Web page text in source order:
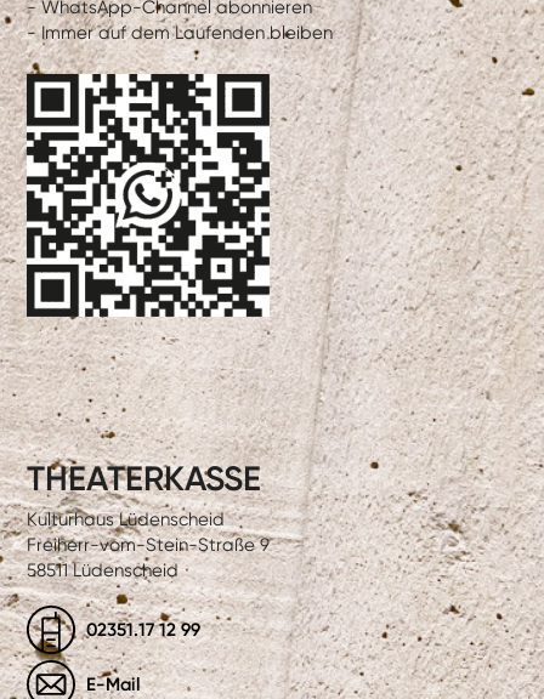
- WhatsApp-Channel abonnieren
- Immer auf dem Laufenden bleiben
THEATERKASSE
Kulturhaus Lüdenscheid
Freiherr-vom-Stein-Straße 9
58511 Lüdenscheid
02351.17 12 99
E-Mail